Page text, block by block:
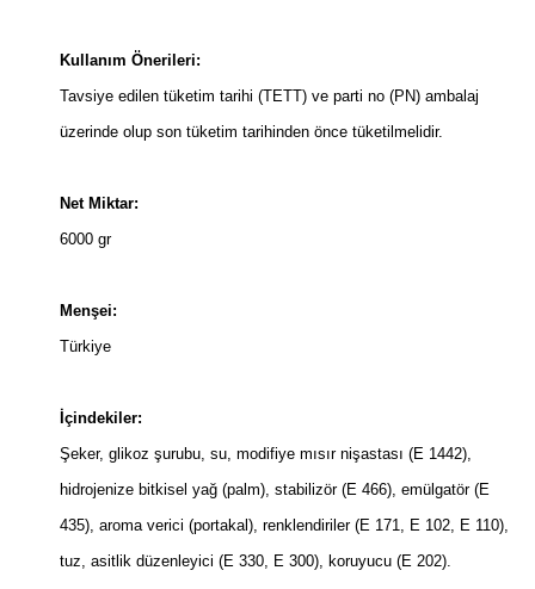
Kullanım Önerileri:
Tavsiye edilen tüketim tarihi (TETT) ve parti no (PN) ambalaj
üzerinde olup son tüketim tarihinden önce tüketilmelidir.
Net Miktar:
6000 gr
Menşei:
Türkiye
İçindekiler:
Şeker, glikoz şurubu, su, modifiye mısır nişastası (E 1442),
hidrojenize bitkisel yağ (palm), stabilizör (E 466), emülgatör (E
435), aroma verici (portakal), renklendiriler (E 171, E 102, E 110),
tuz, asitlik düzenleyici (E 330, E 300), koruyucu (E 202).